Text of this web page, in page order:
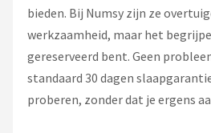
bieden. Bij Numsy zijn ze
werkzaamheid, maar het
gereserveerd bent. Geen
standaard 30 dagen
proberen, zonder dat je ergens